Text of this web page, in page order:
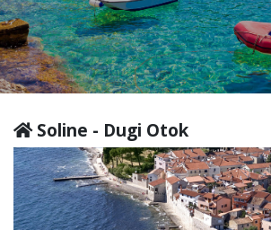
Soline - Dugi Otok